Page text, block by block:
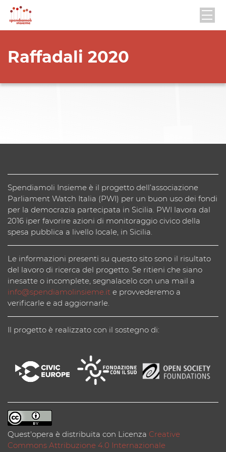
Raffadali 2020
Spendiamoli Insieme è il progetto dell’associazione
Parliament Watch Italia (PWI) per un buon uso dei fondi
per la democrazia partecipata in Sicilia. PWI lavora dal
2016 iper favorire azioni di monitoraggio civico della
spesa pubblica a livello locale, in Sicilia.
Le informazioni presenti su questo sito sono il risultato
del lavoro di ricerca del progetto. Se ritieni che siano
inesatte o incomplete, segnalacelo con una mail a
info@spendiamolinsieme.it e provvederemo a
verificarle e ad aggiornarle.
Il progetto è realizzato con il sostegno di:
Quest'opera è distribuita con Licenza Creative
Commons Attribuzione 4.0 Internazionale